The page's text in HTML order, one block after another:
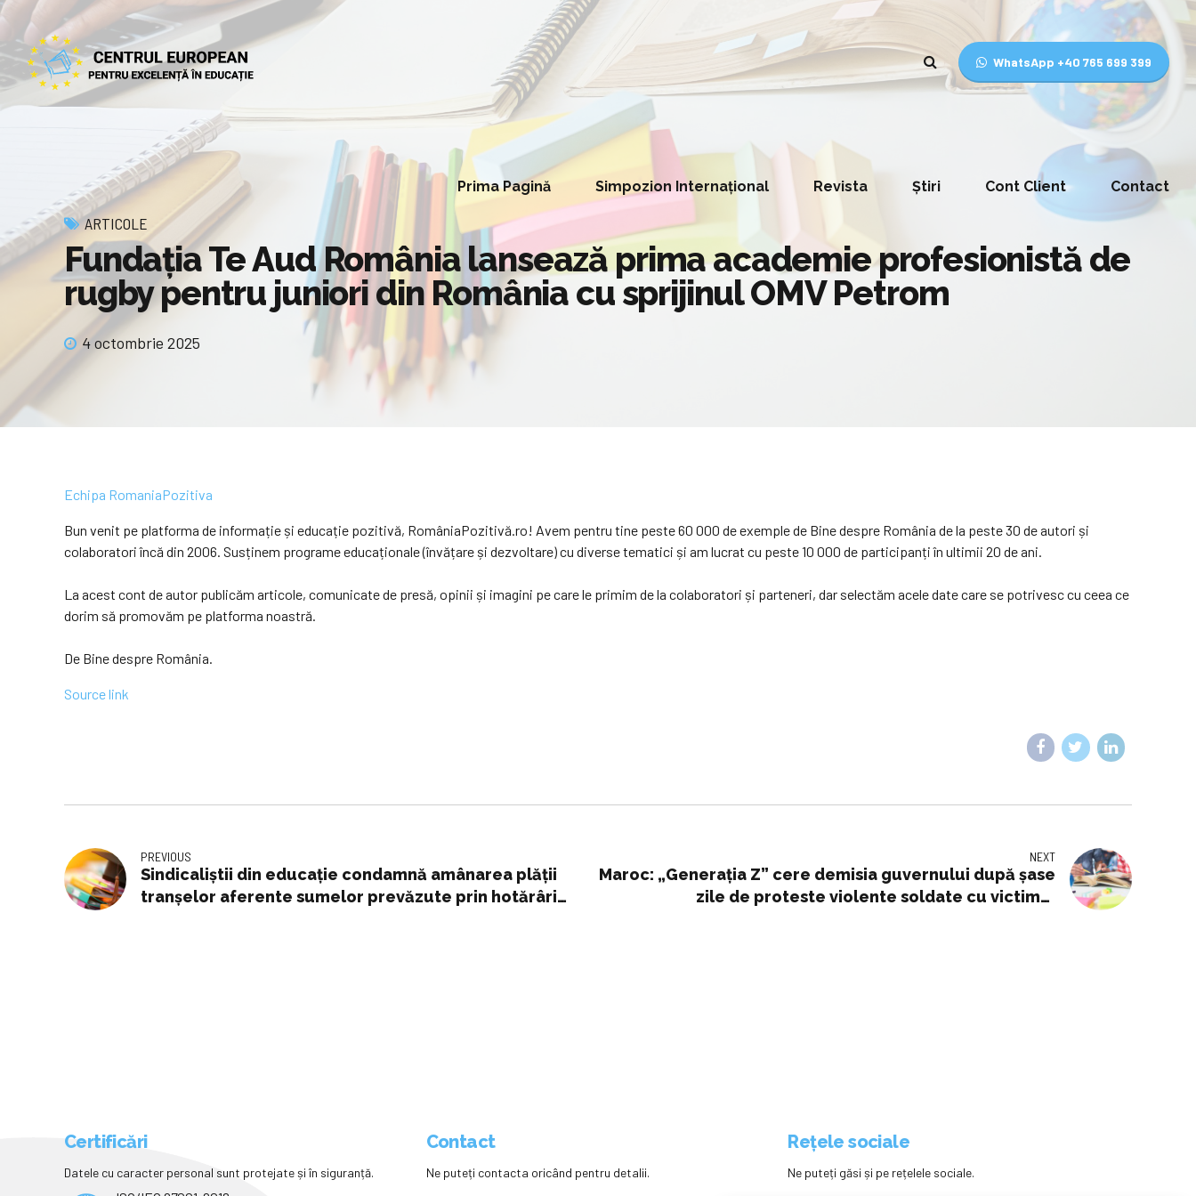
WhatsApp +40 765 699 399
Prima Pagină Simpozion Internațional Revista Știri Cont Client Contact
ARTICOLE
Fundația Te Aud România lansează prima academie profesionistă de
rugby pentru juniori din România cu sprijinul OMV Petrom
4 octombrie 2025
Echipa RomaniaPozitiva
Bun venit pe platforma de informație și educație pozitivă, RomâniaPozitivă.ro! Avem pentru tine peste 60 000 de exemple de Bine despre România de la peste 30 de autori și
colaboratori încă din 2006. Susținem programe educaționale (învățare și dezvoltare) cu diverse tematici și am lucrat cu peste 10 000 de participanți în ultimii 20 de ani.
La acest cont de autor publicăm articole, comunicate de presă, opinii și imagini pe care le primim de la colaboratori și parteneri, dar selectăm acele date care se potrivesc cu ceea ce
dorim să promovăm pe platforma noastră.
De Bine despre România.
Source link
PREVIOUS
Sindicaliştii din educaţie condamnă amânarea plăţii
tranşelor aferente sumelor prevăzute prin hotărâri
NEXT
Maroc: „Generaţia Z” cere demisia guvernului după şase
zile de proteste violente soldate cu victime.
Certificări
Datele cu caracter personal sunt protejate și în siguranță.
Contact
Ne puteți contacta oricând pentru detalii.
Rețele sociale
Ne puteți găsi și pe rețelele sociale.